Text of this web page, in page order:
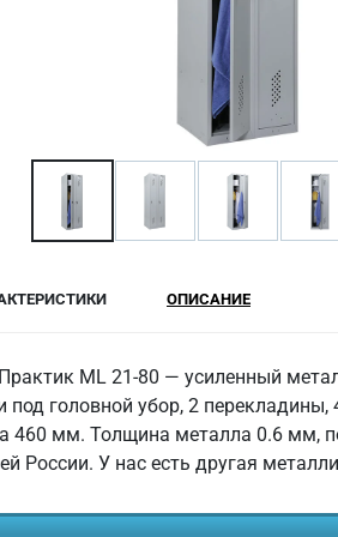
ОПИСАНИЕ
ML 21-80 — усиленный
под головной убор, 2
460 мм. Толщина металла 0.6 мм,
России. У нас есть другая